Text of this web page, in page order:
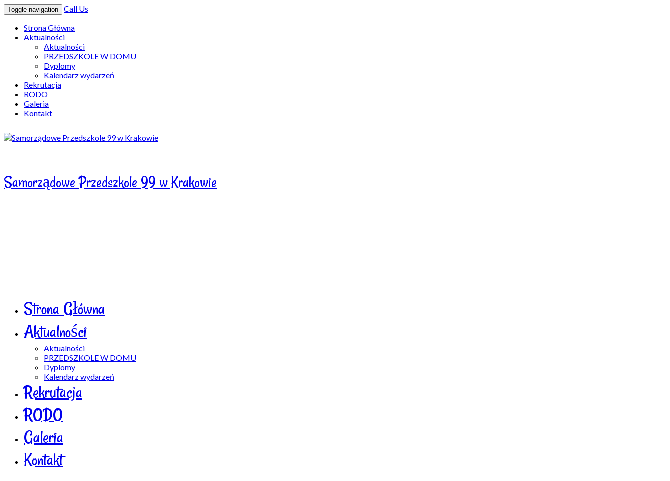
Toggle navigation
Call Us
Strona Główna
Aktualności
Aktualności
PRZEDSZKOLE W DOMU
Dyplomy
Kalendarz wydarzeń
Rekrutacja
RODO
Galeria
Kontakt
Samorządowe Przedszkole 99 w Krakowie
Strona Główna
Aktualności
Aktualności
PRZEDSZKOLE W DOMU
Dyplomy
Kalendarz wydarzeń
Rekrutacja
RODO
Galeria
Kontakt